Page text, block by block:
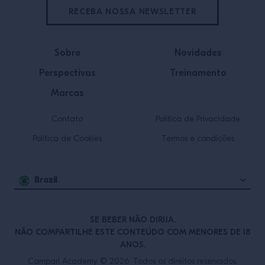
Sobre
Perspectivas
Marcas
Novidades
Treinamento
Contato
Política de Cookies
Política de Privacidade
Termos e condições
Brazil
RECEBA NOSSA NEWSLETTER
SE BEBER NÃO DIRIJA.
NÃO COMPARTILHE ESTE CONTEÚDO COM MENORES DE 18
ANOS.
Campari Academy © 2026. Todos os direitos reservados.